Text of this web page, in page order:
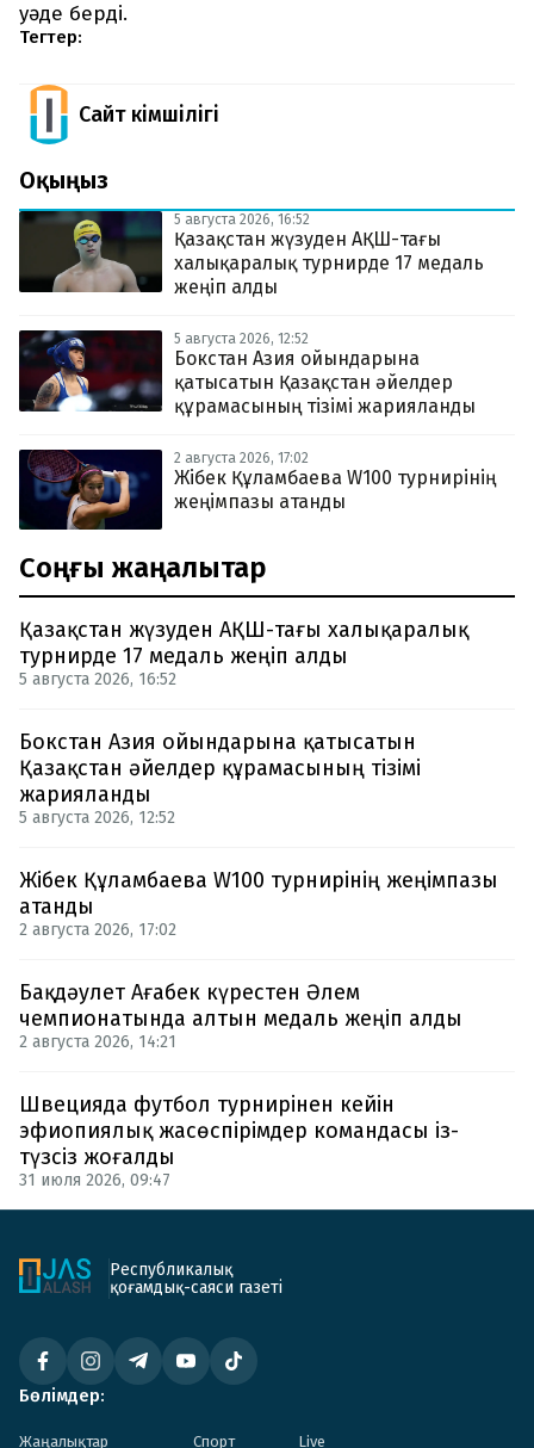
уәде берді.
Тегтер:
Сайт Әкімшілігі
Оқыңыз
5 августа 2026, 16:52
Қазақстан жүзуден АҚШ-тағы
халықаралық турнирде 17 медаль
жеңіп алды
5 августа 2026, 12:52
Бокстан Азия ойындарына
қатысатын Қазақстан әйелдер
құрамасының тізімі жарияланды
2 августа 2026, 17:02
Жібек Құламбаева W100 турнирінің
жеңімпазы атанды
Соңғы жаңалықтар
Қазақстан жүзуден АҚШ-тағы халықаралық
турнирде 17 медаль жеңіп алды
5 августа 2026, 16:52
Бокстан Азия ойындарына қатысатын
Қазақстан әйелдер құрамасының тізімі
жарияланды
5 августа 2026, 12:52
Жібек Құламбаева W100 турнирінің жеңімпазы
атанды
2 августа 2026, 17:02
Бақдәулет Ағабек күрестен Әлем
чемпионатында алтын медаль жеңіп алды
2 августа 2026, 14:21
Швецияда футбол турнирінен кейін
эфиопиялық жасөспірімдер командасы із-
түзсіз жоғалды
31 июля 2026, 09:47
Республикалық
қоғамдық-саяси газеті
Бөлімдер:
Жаңалықтар Спорт Live